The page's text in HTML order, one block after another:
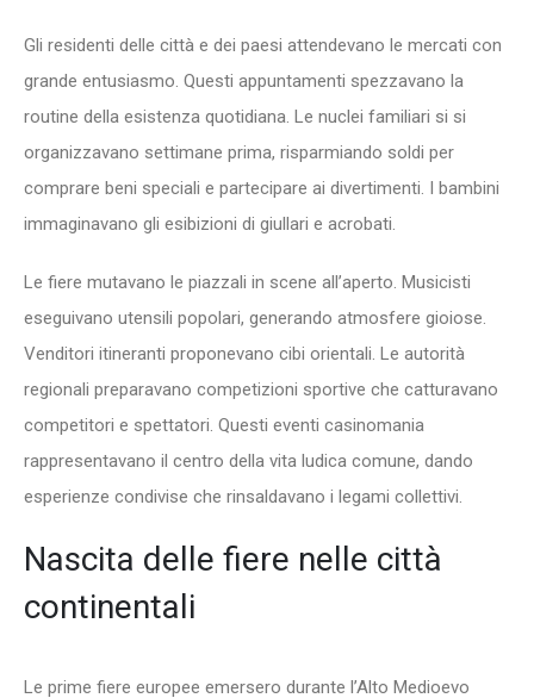
Gli residenti delle città e dei paesi attendevano le mercati con
grande entusiasmo. Questi appuntamenti spezzavano la
routine della esistenza quotidiana. Le nuclei familiari si si
organizzavano settimane prima, risparmiando soldi per
comprare beni speciali e partecipare ai divertimenti. I bambini
immaginavano gli esibizioni di giullari e acrobati.
Le fiere mutavano le piazzali in scene all’aperto. Musicisti
eseguivano utensili popolari, generando atmosfere gioiose.
Venditori itineranti proponevano cibi orientali. Le autorità
regionali preparavano competizioni sportive che catturavano
competitori e spettatori. Questi eventi casinomania
rappresentavano il centro della vita ludica comune, dando
esperienze condivise che rinsaldavano i legami collettivi.
Nascita delle fiere nelle città
continentali
Le prime fiere europee emersero durante l’Alto Medioevo